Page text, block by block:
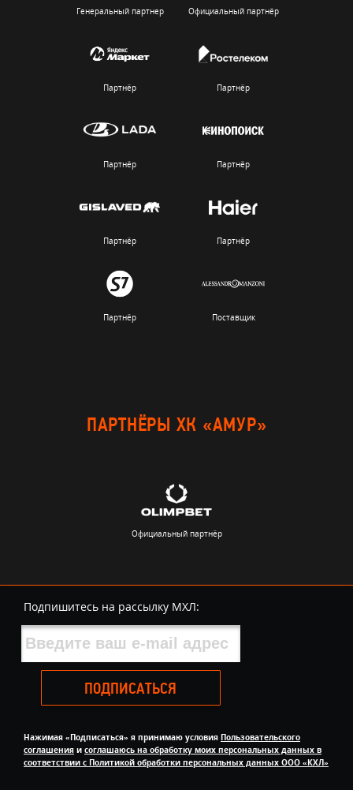
Генеральный партнер Официальный партнёр
Партнёр Партнёр
Партнёр Партнёр
Партнёр Партнёр
Партнёр Поставщик
ПАРТНЁРЫ ХК «АМУР»
Официальный партнёр
Подпишитесь на рассылку МХЛ:
ПОДПИСАТЬСЯ
Нажимая «Подписаться» я принимаю условия Пользовательского
соглашения и соглашаюсь на обработку моих персональных данных в
соответствии с Политикой обработки персональных данных ООО «КХЛ»